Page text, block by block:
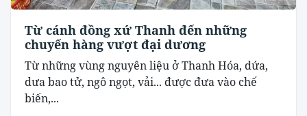
Từ cánh đồng xứ Thanh đến những
chuyến hàng vượt đại dương
Từ những vùng nguyên liệu ở Thanh Hóa, dứa,
dưa bao tử, ngô ngọt, vải... được đưa vào chế
biến,...